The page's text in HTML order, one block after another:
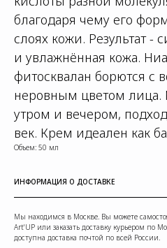
благодаря чему его
слоях кожи. Результат -
и увлажнённая кожа.
фитосквалан борются с
неровным цветом лица.
утром и вечером,
век. Крем идеален как
Объем: 50 мл
ИНФОРМАЦИЯ О ДОСТАВКЕ
Мы находимся в Москве. Вы можете
Art'UP или заказать доставку курьером по
доступна доставка почтой по всей России.